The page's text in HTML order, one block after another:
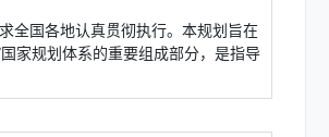
全国各地认真贯彻执行。本规划旨在
家规划体系的重要组成部分，是指导